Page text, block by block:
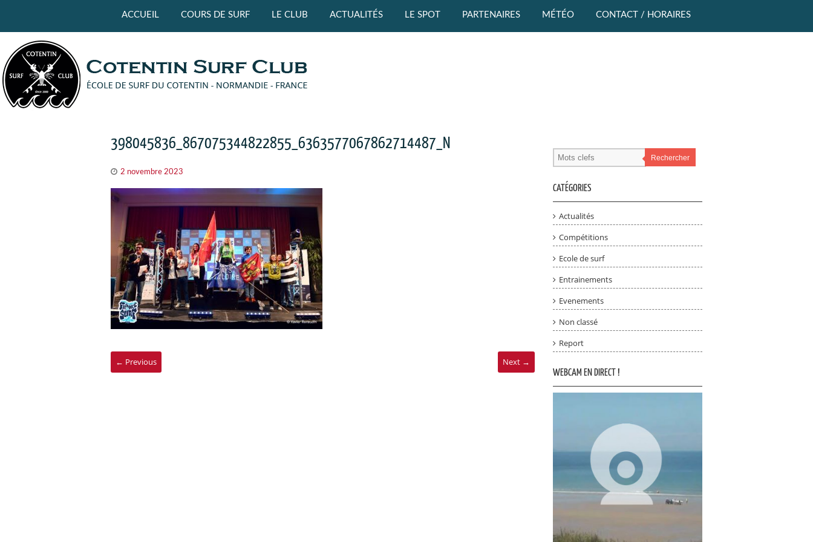
ACCUEIL COURS DE SURF LE CLUB ACTUALITÉS LE SPOT PARTENAIRES MÉTÉO CONTACT / HORAIRES
398045836_867075344822855_6363577067862714487_N
2 novembre 2023
← Previous Next →
Rechercher
CATÉGORIES
Actualités
Compétitions
Ecole de surf
Entrainements
Evenements
Non classé
Report
WEBCAM EN DIRECT !